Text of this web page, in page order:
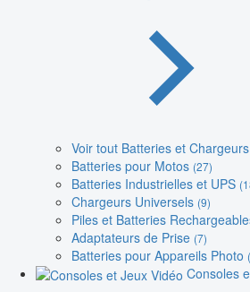
Voir tout Batteries et Chargeurs
Batteries pour Motos (27)
Batteries Industrielles et UPS
Chargeurs Universels (9)
Piles et Batteries
Adaptateurs de Prise (7)
Batteries pour Appareils Photo
Consoles